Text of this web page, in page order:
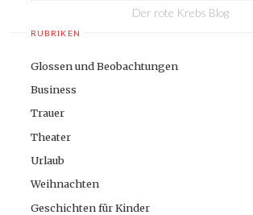
Der rote Krebs Blog
RUBRIKEN
Glossen und Beobachtungen
Business
Trauer
Theater
Urlaub
Weihnachten
Geschichten für Kinder